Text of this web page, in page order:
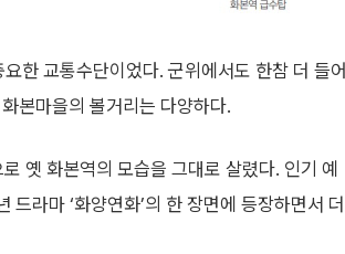
한 교통수단이었다. 군위에서도 한참 더 들어
본마을의 볼거리는 다양하다.
옛 화본역의 모습을 그대로 살렸다. 인기 예
라마 ‘화양연화’의 한 장면에 등장하면서 더